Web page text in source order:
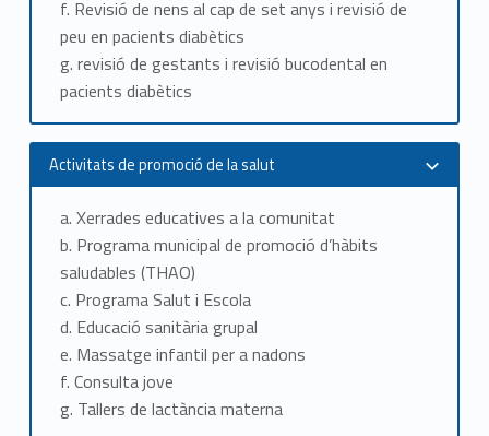
f. Revisió de nens al cap de set anys i revisió de
peu en pacients diabètics
g. revisió de gestants i revisió bucodental en
pacients diabètics
Activitats de promoció de la salut
a. Xerrades educatives a la comunitat
b. Programa municipal de promoció d’hàbits
saludables (THAO)
c. Programa Salut i Escola
d. Educació sanitària grupal
e. Massatge infantil per a nadons
f. Consulta jove
g. Tallers de lactància materna